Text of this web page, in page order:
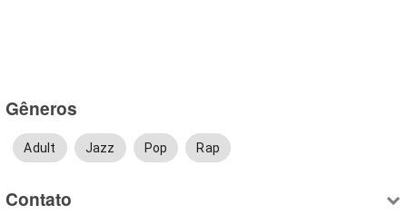
Gêneros
Adult Jazz Pop Rap
Contato